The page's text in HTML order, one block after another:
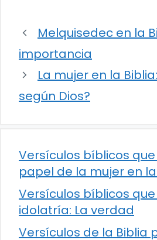
Melquisedec en la
importancia
La mujer en la
según Dios?
Versículos bíblicos
papel de la mujer en
Versículos bíblicos
idolatría: La verdad
Versículos de la Biblia